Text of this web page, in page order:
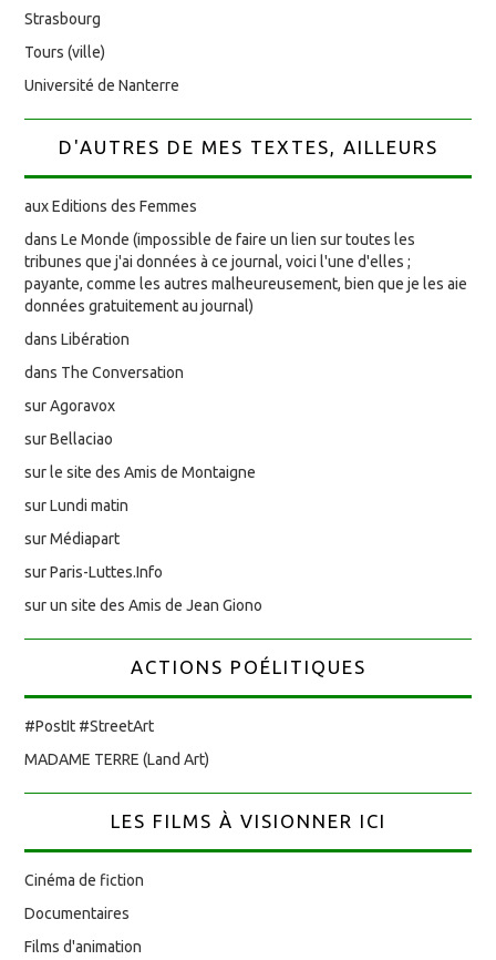
Strasbourg
Tours (ville)
Université de Nanterre
D'AUTRES DE MES TEXTES, AILLEURS
aux Editions des Femmes
dans Le Monde (impossible de faire un lien sur toutes les
tribunes que j'ai données à ce journal, voici l'une d'elles ;
payante, comme les autres malheureusement, bien que je les aie
données gratuitement au journal)
dans Libération
dans The Conversation
sur Agoravox
sur Bellaciao
sur le site des Amis de Montaigne
sur Lundi matin
sur Médiapart
sur Paris-Luttes.Info
sur un site des Amis de Jean Giono
ACTIONS POÉLITIQUES
#PostIt #StreetArt
MADAME TERRE (Land Art)
LES FILMS À VISIONNER ICI
Cinéma de fiction
Documentaires
Films d'animation